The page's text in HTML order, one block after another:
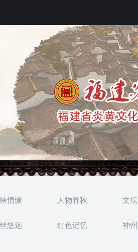
情缘 人物春秋 文
悠远 红色记忆 神